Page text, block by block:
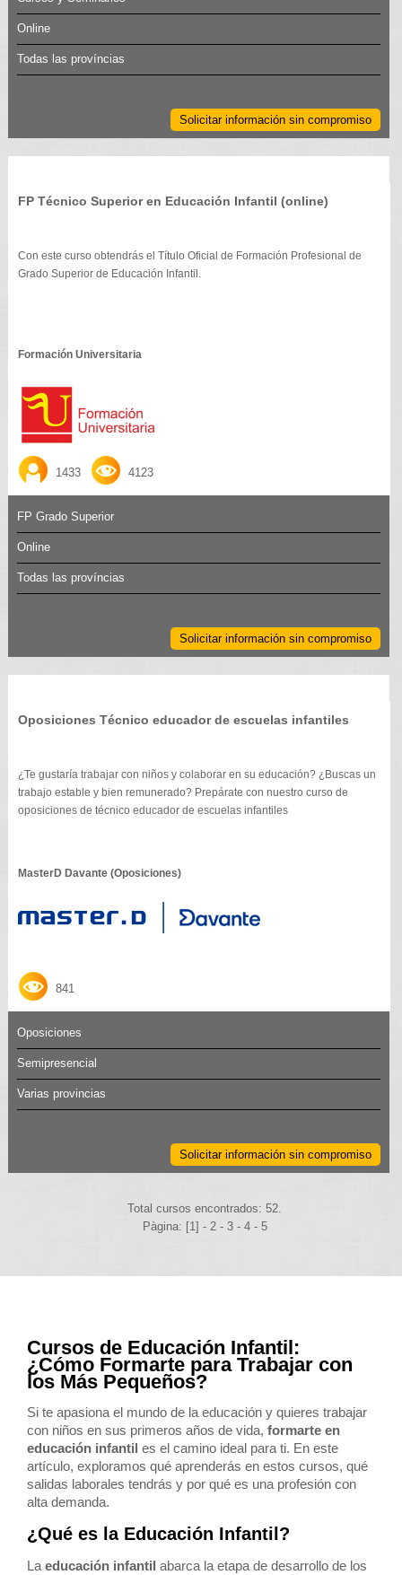
Online
Todas las províncias
Solicitar información sin compromiso
FP Técnico Superior en Educación Infantil (online)
Con este curso obtendrás el Título Oficial de Formación Profesional de
Grado Superior de Educación Infantil.
Formación Universitaria
1433 4123
FP Grado Superior
Online
Todas las províncias
Solicitar información sin compromiso
Oposiciones Técnico educador de escuelas infantiles
¿Te gustaría trabajar con niños y colaborar en su educación? ¿Buscas un
trabajo estable y bien remunerado? Prepárate con nuestro curso de
oposiciones de técnico educador de escuelas infantiles
MasterD Davante (Oposiciones)
841
Oposiciones
Semipresencial
Varias provincias
Solicitar información sin compromiso
Total cursos encontrados: 52.
Pàgina: [1] - 2- 3- 4- 5
Cursos de Educación Infantil:
¿Cómo Formarte para Trabajar con
los Más Pequeños?
Si te apasiona el mundo de la educación y quieres trabajar
con niños en sus primeros años de vida,formarte en
educación infantil es el camino ideal para ti. En este
artículo, exploramos qué aprenderás en estos cursos, qué
salidas laborales tendrás y por qué es una profesión con
alta demanda.
¿Qué es la Educación Infantil?
Laeducación infantil abarca la etapa de desarrollo de los